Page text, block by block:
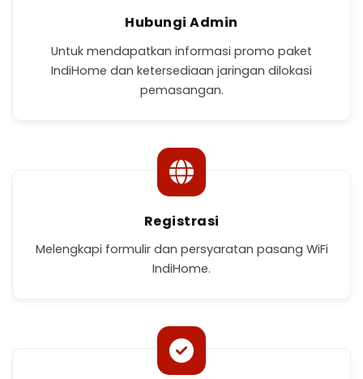
Hubungi Admin
Untuk mendapatkan informasi promo paket
IndiHome dan ketersediaan jaringan dilokasi
pemasangan.
Registrasi
Melengkapi formulir dan persyaratan pasang WiFi
IndiHome.